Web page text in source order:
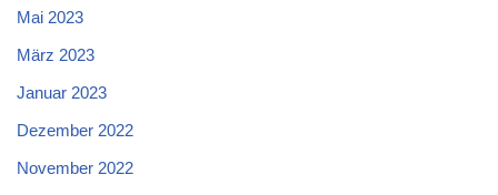
Mai 2023
März 2023
Januar 2023
Dezember 2022
November 2022